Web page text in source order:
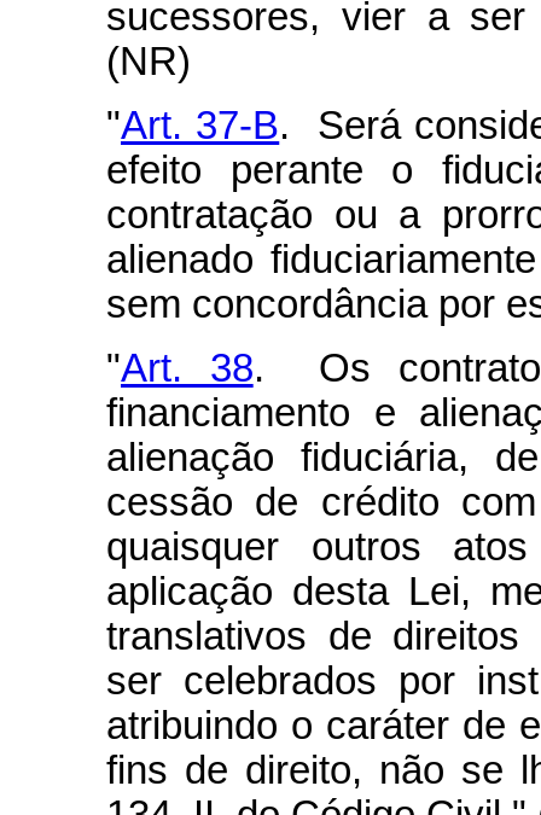
sucessores, vier a
(NR)
"Art. 37-B. Será
efeito perante o
contratação ou a
alienado
sem concordância por
"Art. 38. Os
financiamento e
alienação fiduciária,
cessão de crédito
quaisquer outros
aplicação desta Lei,
translativos de
ser celebrados por
atribuindo o caráter de
fins de direito, não se